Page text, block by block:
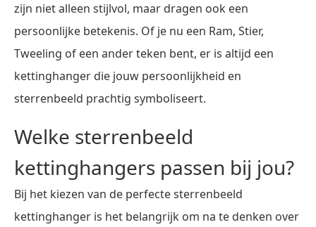
zijn niet alleen stijlvol, maar dragen ook een
persoonlijke betekenis. Of je nu een Ram, Stier,
Tweeling of een ander teken bent, er is altijd een
kettinghanger die jouw persoonlijkheid en
sterrenbeeld prachtig symboliseert.
Welke sterrenbeeld
kettinghangers passen bij jou?
Bij het kiezen van de perfecte sterrenbeeld
kettinghanger is het belangrijk om na te denken over